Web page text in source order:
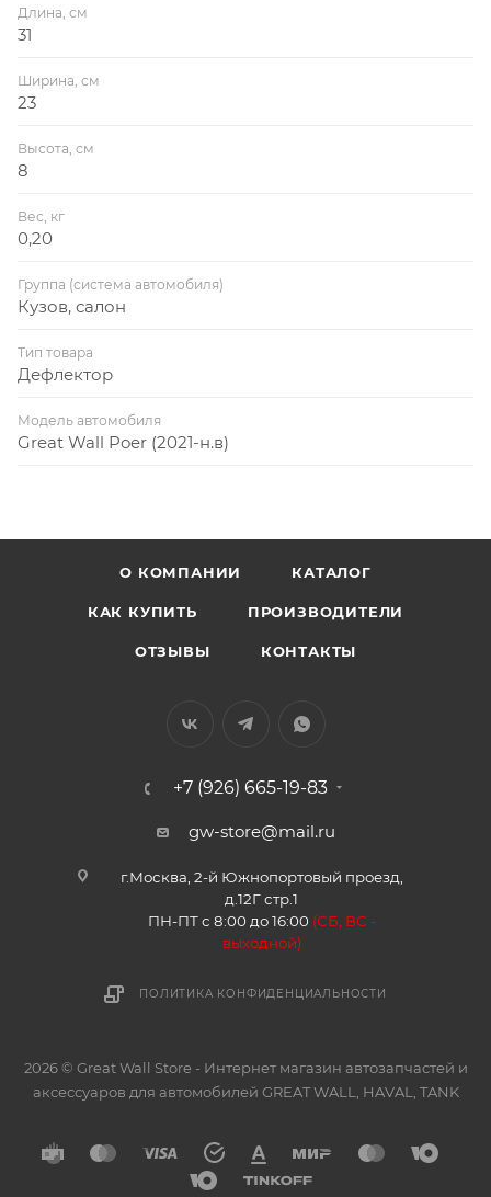
Длина, см
31
Ширина, см
23
Высота, см
8
Вес, кг
0,20
Группа (система автомобиля)
Кузов, салон
Тип товара
Дефлектор
Модель автомобиля
Great Wall Poer (2021-н.в)
О КОМПАНИИ КАТАЛОГ
КАК КУПИТЬ ПРОИЗВОДИТЕЛИ
ОТЗЫВЫ КОНТАКТЫ
+7 (926) 665-19-83
gw-store@mail.ru
г.Москва, 2-й Южнопортовый проезд,
д.12Г стр.1
ПН-ПТ с 8:00 до 16:00 (СБ, ВС -
выходной)
ПОЛИТИКА КОНФИДЕНЦИАЛЬНОСТИ
2026 © Great Wall Store - Интернет магазин автозапчастей и
аксессуаров для автомобилей GREAT WALL, HAVAL, TANK